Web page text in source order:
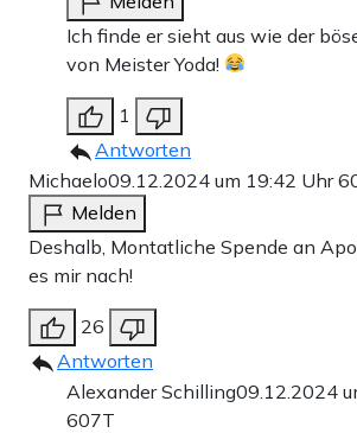
Ich finde er sieht aus wie der
von Meister Yoda!
1
Antworten
Michaelo09.12.2024 um 19:42 Uhr
Melden
Deshalb, Montatliche Spende an
es mir nach!
26
Antworten
Alexander Schilling09.12.2024
607T